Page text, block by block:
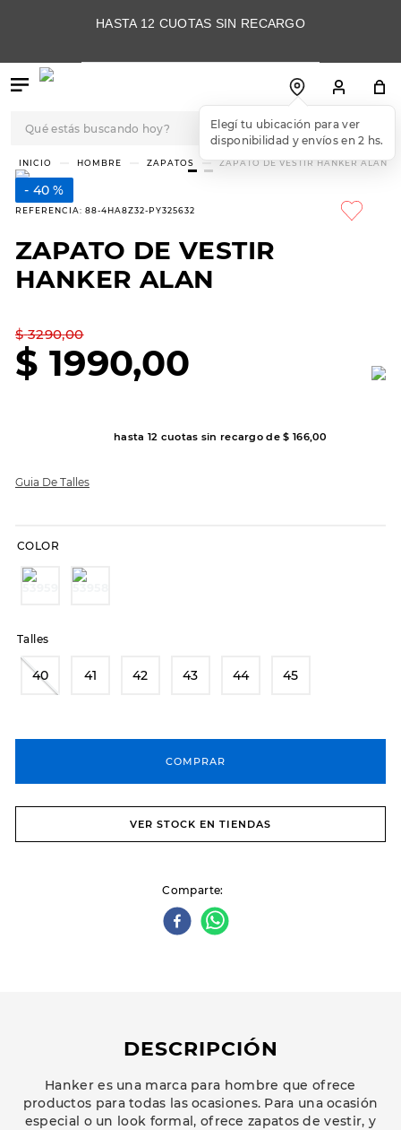
HASTA 12 CUOTAS SIN RECARGO
HOMBRE ZAPATOS ZAPATO DE VESTIR HANKER ALAN
40 %
REFERENCIA: 88-4HA8Z32-PY325632
ZAPATO DE VESTIR
HANKER ALAN
$ 3290,00
$ 1990,00
hasta 12 cuotas sin recargo de$ 166,00
Guia De Talles
COLOR
Talles
40 41 42 43 44 45
COMPRAR
VER STOCK EN TIENDAS
Comparte
DESCRIPCIÓN
Hanker es una marca para hombre que ofrece
productos para todas las ocasiones. Para una ocasión
especial o un look formal, ofrece zapatos de vestir, y
TÉRMINOS MÁS
BUSCADOS
3